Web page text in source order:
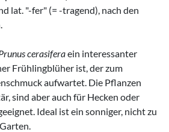
lat. "-fer" (= -tragend), nach den
cerasiferaein interessanter
Frühlingblüher ist, der zum
aufwartet. Die Pflanzen
sind aber auch für Hecken oder
Ideal ist ein sonniger, nicht zu